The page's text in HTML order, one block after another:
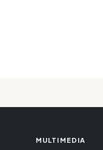
MULTIMEDIA